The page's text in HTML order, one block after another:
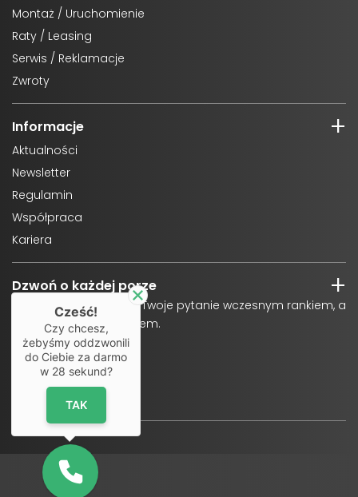
Montaż / Uruchomienie
Raty / Leasing
Serwis / Reklamacje
Zwroty
Informacje
Aktualności
Newsletter
Regulamin
Współpraca
Kariera
Dzwoń o każdej porze
Odpowiemy na każde Twoje pytanie wczesnym rankiem, a
także późnym wieczorem.
Cześć!
Czy chcesz,
żebyśmy oddzwonili
do Ciebie za darmo
w 28 sekund?
TAK